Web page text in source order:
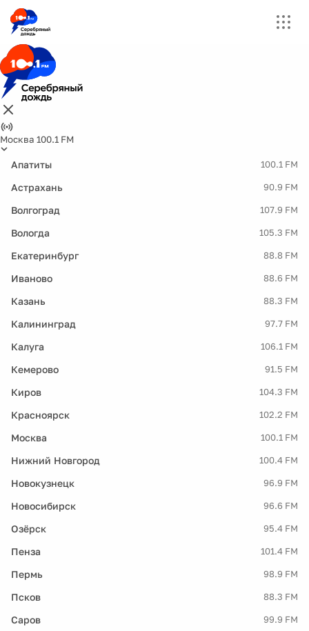
Москва 100.1 FM
Апатиты 100.1 FM
Астрахань 90.9 FM
Волгоград 107.9 FM
Вологда 105.3 FM
Екатеринбург 88.8 FM
Иваново 88.6 FM
Казань 88.3 FM
Калининград 97.7 FM
Калуга 106.1 FM
Кемерово 91.5 FM
Киров 104.3 FM
Красноярск 102.2 FM
Москва 100.1 FM
Нижний Новгород 100.4 FM
Новокузнецк 96.9 FM
Новосибирск 96.6 FM
Озёрск 95.4 FM
Пенза 101.4 FM
Пермь 98.9 FM
Псков 88.3 FM
Саров 99.9 FM